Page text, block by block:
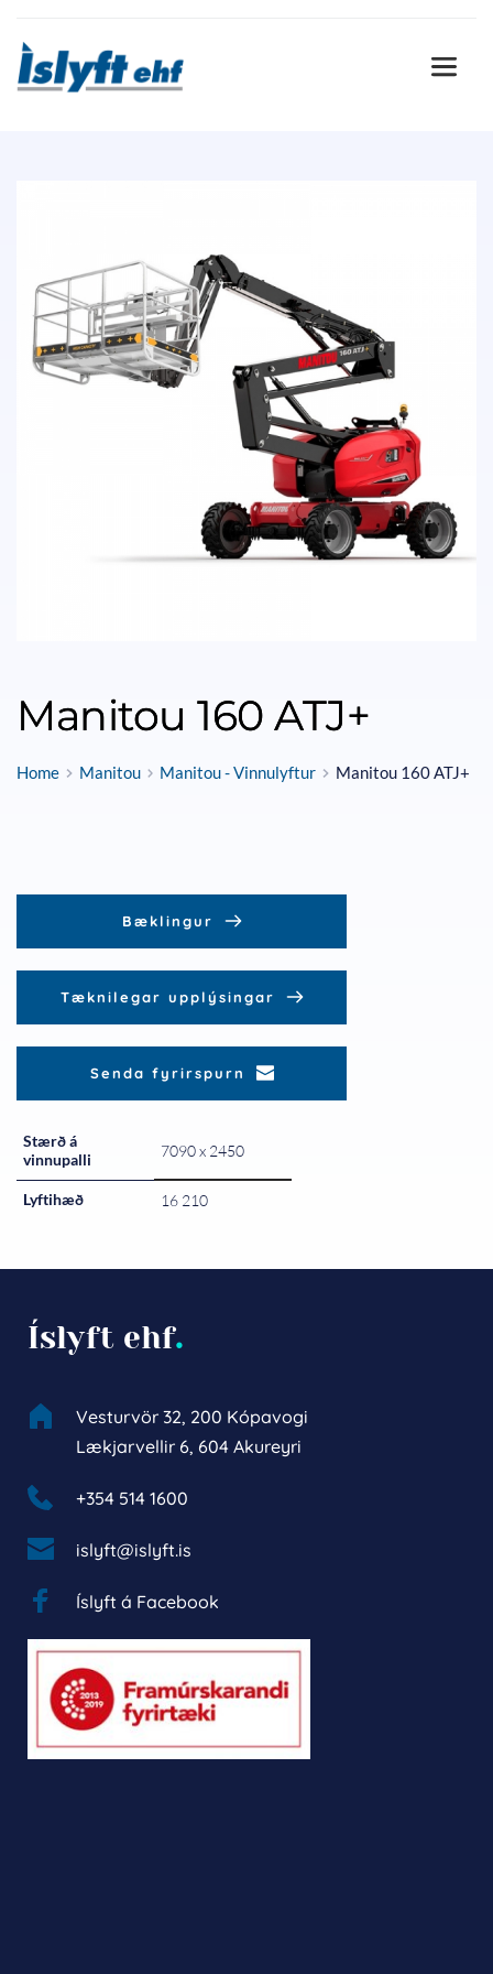
Manitou 160 ATJ+
Home Manitou Manitou - Vinnulyftur Manitou 160 ATJ+
Bæklingur
Tæknilegar upplýsingar
Senda fyrirspurn
Stærð á
vinnupalli
7090 x 2450
Lyftihæð 16 210
Íslyft ehf.
Vesturvör 32, 200 Kópavogi
Lækjarvellir 6, 604 Akureyri
+354 514 1600
islyft@islyft.is
Íslyft á Facebook